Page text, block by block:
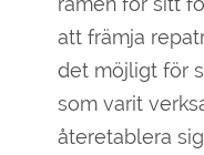
att främja
det möjligt för
som varit
återetablera